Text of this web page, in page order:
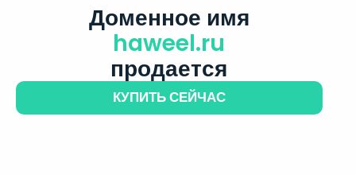
Доменное имя
haweel.ru
продается
КУПИТЬ СЕЙЧАС